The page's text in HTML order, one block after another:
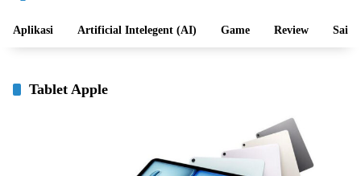
Aplikasi Artificial Intelegent (AI) Game Review Sains
Tablet Apple